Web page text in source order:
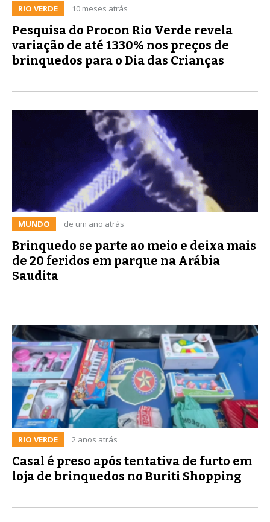
RIO VERDE 10 meses atrás
Pesquisa do Procon Rio Verde revela
variação de até 1330% nos preços de
brinquedos para o Dia das Crianças
MUNDO de um ano atrás
Brinquedo se parte ao meio e deixa mais
de 20 feridos em parque na Arábia
Saudita
RIO VERDE 2 anos atrás
Casal é preso após tentativa de furto em
loja de brinquedos no Buriti Shopping